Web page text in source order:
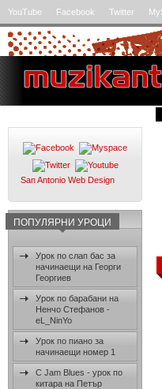
YouTube Facebook Twitter
San Antonio Web Design
ПОПУЛЯРНИ УРОЦИ
Урок по слап бас за
начинаещи на Георги
Георгиев
Урок по барабани на
Ненчо Стефанов -
eL_NinYo
Урок по пиано за
начинаещи номер 1
C Jam Blues - урок по
китара на Петър